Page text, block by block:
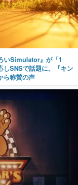
いSimulator』が「1
しSNSで話題に。『キン
ら称賛の声